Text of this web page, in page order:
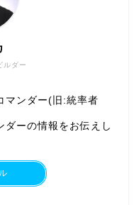
ルダー
マンダー(旧:統率者
ダーの情報をお伝えし